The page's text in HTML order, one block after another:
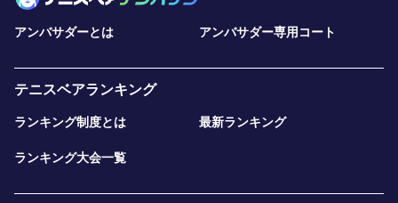
アンバサダーとは アンバサダー専用コート
テニスベアランキング
ランキング制度とは 最新ランキング
ランキング大会一覧